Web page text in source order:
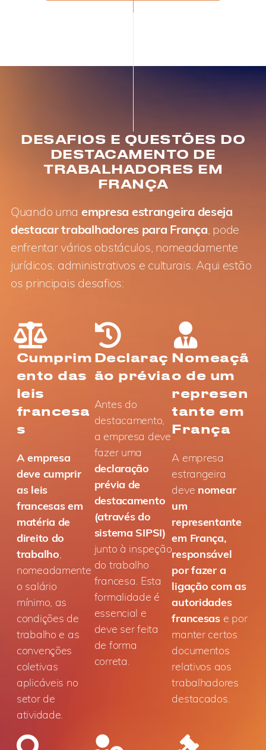
DESAFIOS E QUESTÕES DO
DESTACAMENTO DE
TRABALHADORES EM
FRANÇA
Quando uma empresa estrangeira deseja
destacar trabalhadores para França , pode
enfrentar vários obstáculos, nomeadamente
jurídicos, administrativos e culturais. Aqui estão
os principais desafios:
Cumprim
ento das
leis
francesa
s
A empresa
deve cumprir
as leis
francesas em
matéria de
direito do
trabalho,
nomeadamente
o salário
mínimo, as
condições de
trabalho e as
convenções
coletivas
aplicáveis no
setor de
atividade.
Declaraç
ão prévia
Antes do
destacamento,
a empresa deve
fazer uma
declaração
prévia de
destacamento
(através do
sistema SIPSI)
junto à inspeção
do trabalho
francesa. Esta
formalidade é
essencial e
deve ser feita
de forma
correta.
Nomeaçã
o de um
represen
tante em
França
A empresa
estrangeira
deve nomear
um
representante
em França,
responsável
por fazer a
ligação com as
autoridades
francesase por
manter certos
documentos
relativos aos
trabalhadores
destacados.